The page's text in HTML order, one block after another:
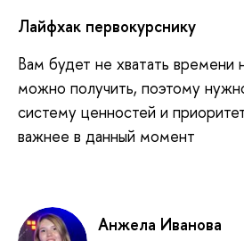
Лайфхак первокурснику
Вам будет не хватать времени
можно получить, поэтому
систему ценностей и
важнее в данный момент
Анжела Иванова